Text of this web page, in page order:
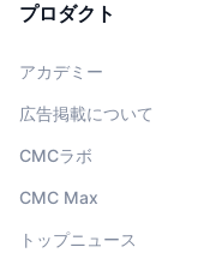
プロダクト
アカデミー
広告掲載について
CMCラボ
CMC Max
トップニュース